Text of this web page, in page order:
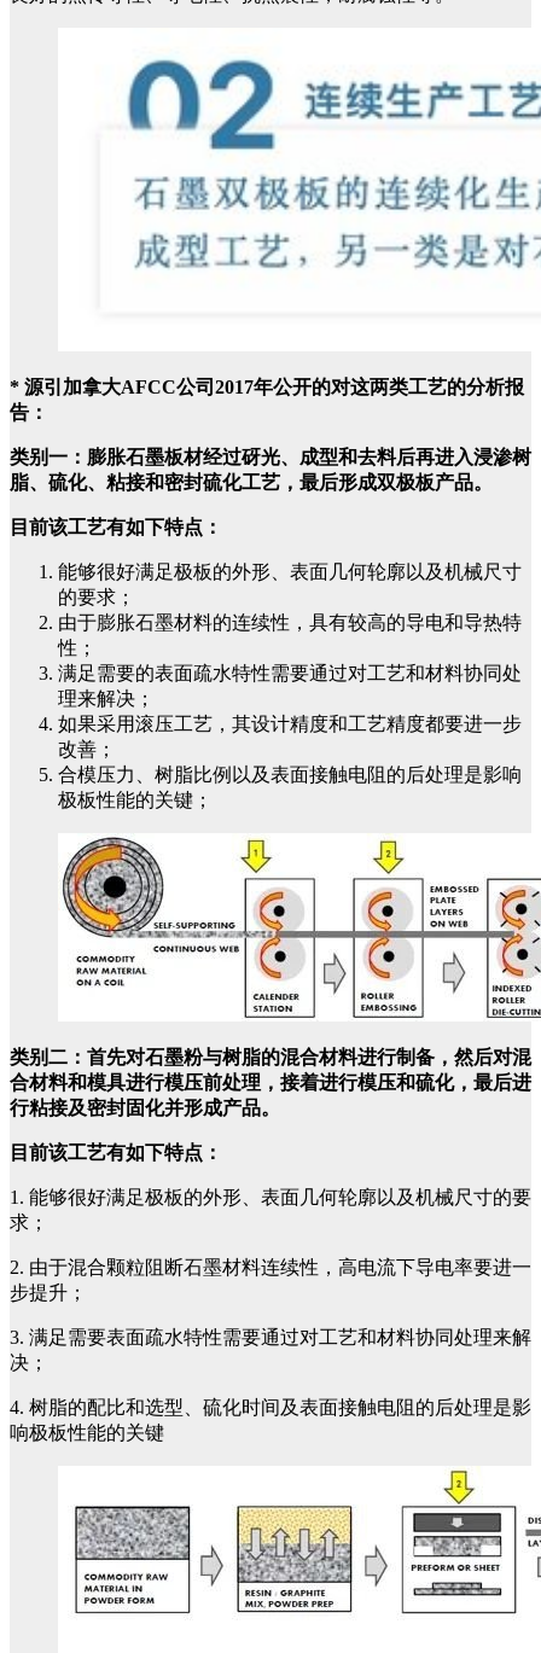
* 源引加拿大AFCC公司2017年公开的对这两类工艺的分析报
告：
类别一：膨胀石墨板材经过砑光、成型和去料后再进入浸渗树
脂、硫化、粘接和密封硫化工艺，最后形成双极板产品。
目前该工艺有如下特点：
能够很好满足极板的外形、表面几何轮廓以及机械尺寸
的要求；
由于膨胀石墨材料的连续性，具有较高的导电和导热特
性；
满足需要的表面疏水特性需要通过对工艺和材料协同处
理来解决；
如果采用滚压工艺，其设计精度和工艺精度都要进一步
改善；
合模压力、树脂比例以及表面接触电阻的后处理是影响
极板性能的关键；
类别二：首先对石墨粉与树脂的混合材料进行制备，然后对混
合材料和模具进行模压前处理，接着进行模压和硫化，最后进
行粘接及密封固化并形成产品。
目前该工艺有如下特点：
1. 能够很好满足极板的外形、表面几何轮廓以及机械尺寸的要
求；
2. 由于混合颗粒阻断石墨材料连续性，高电流下导电率要进一
步提升；
3. 满足需要表面疏水特性需要通过对工艺和材料协同处理来解
决；
4. 树脂的配比和选型、硫化时间及表面接触电阻的后处理是影
响极板性能的关键